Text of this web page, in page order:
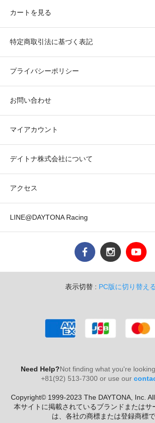
カートを見る
特定商取引法に基づく表記
プライバシーポリシー
お問い合わせ
マイアカウント
デイトナ株式会社について
アクセス
LINE@DAYTONA Racing
表示切替 : PC版に切り替える
Need Help?Not finding what you're
+81(92) 513-7300 or use our
Copyright© 1999-2023 The DAYTONA, Inc.
本サイトに掲載されているブランドまたはサ
は、各社の商標または登録商標で